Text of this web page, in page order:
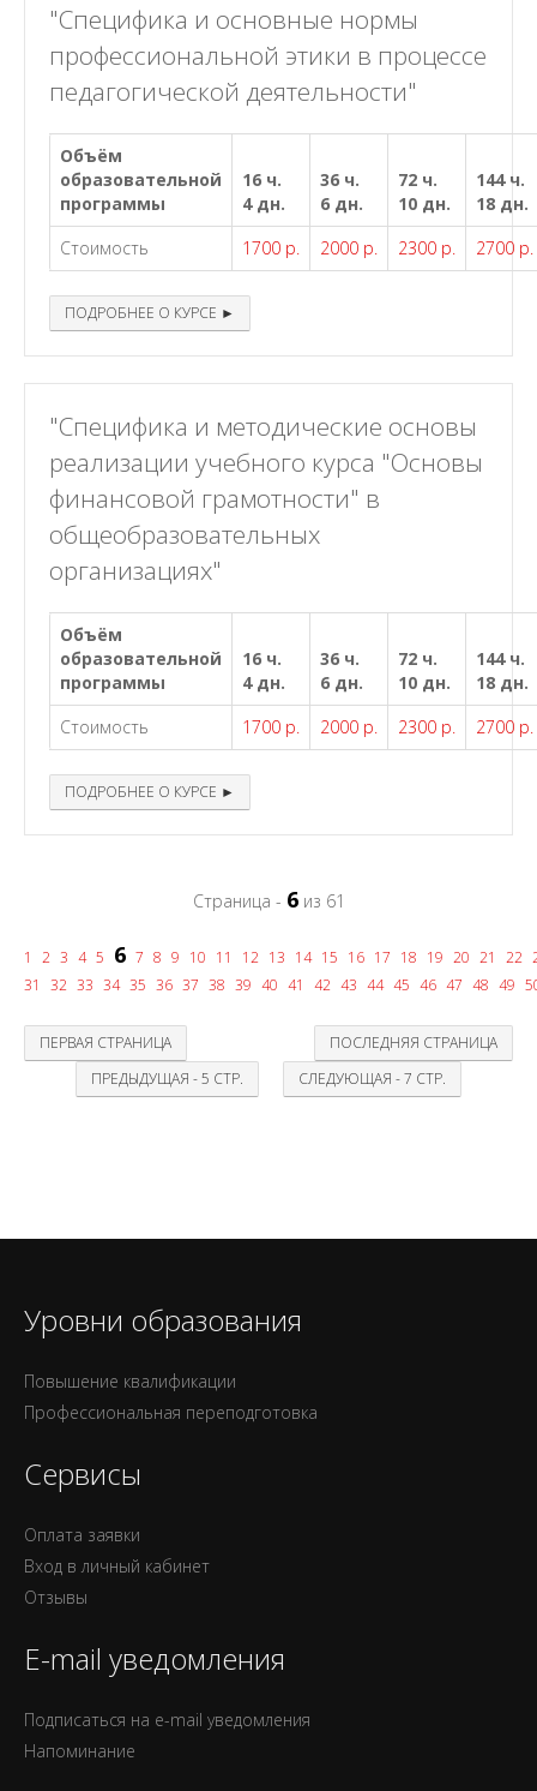
"Специфика и основные нормы
профессиональной этики в процессе
педагогической деятельности"
Объём
образовательной
программы
16 ч.
4 дн.
36 ч.
6 дн.
72 ч.
10 дн.
144 ч.
18 дн.
Стоимость
1700 р. 2000 р. 2300 р. 2700 р.
ПОДРОБНЕЕ О КУРСЕ ►
"Специфика и методические основы
реализации учебного курса "Основы
финансовой грамотности" в
общеобразовательных
организациях"
Объём
образовательной
программы
16 ч.
4 дн.
36 ч.
6 дн.
72 ч.
10 дн.
144 ч.
18 дн.
Стоимость
1700 р. 2000 р. 2300 р. 2700 р.
ПОДРОБНЕЕ О КУРСЕ ►
Страница - 6из 61
1 2 3 4 5 6 7 8 9 10 11 12 13 14 15 16 17 18 19 20 21 22
31
32 33 34 35 36 37 38 39 40 41 42 43 44 45 46 47 48 49
ПЕРВАЯ СТРАНИЦА
ПОСЛЕДНЯЯ СТРАНИЦА
ПРЕДЫДУЩАЯ - 5 СТР.
СЛЕДУЮЩАЯ - 7 СТР.
Уровни образования
Повышение квалификации
Профессиональная переподготовка
Сервисы
Оплата заявки
Вход в личный кабинет
Отзывы
E-mail уведомления
Подписаться на e-mail уведомления
Напоминание